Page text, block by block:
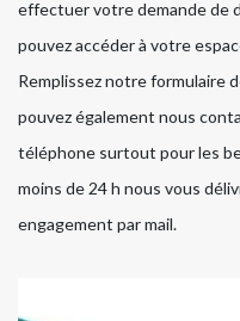
effectuer votre demande de
pouvez accéder à votre
Remplissez notre formulaire
pouvez également nous
téléphone surtout pour les
moins de 24 h nous vous
engagement par mail.